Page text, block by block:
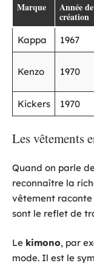
Marque Année de
création
Kappa 1967
Kenzo 1970
Kickers 1970
Les vêtements
Quand on parle
reconnaître la
vêtement raconte
sont le reflet de
Le kimono, par
mode. Il est le